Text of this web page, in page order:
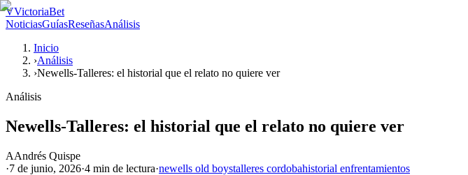
VVictoriaBet
NoticiasGuíasReseñasAnálisis
Inicio
›Análisis
›Newells-Talleres: el historial que el relato no quiere ver
Análisis
Newells-Talleres: el historial que el relato no quiere ver
AAndrés Quispe
·7 de junio, 2026·4 min de lectura·newells old boystalleres cordobahistorial enfrentamientos